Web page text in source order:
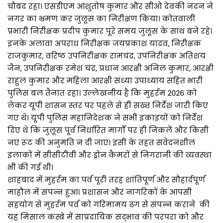
चौबंद रहा। एसडीएम आशुतोष कुमार और सीओ देवकी नंदन ने
नगर का भ्रमण कर जुलूस का निरीक्षण किया। कोतवाली
प्रभारी निरीक्षक प्रदीप कुमार पूरे समय जुलूस के साथ बने रहे।
इनके अलावा अपराध निरीक्षक जयप्रकाश यादव, निरीक्षक
राजकुमार, वरिष्ठ उपनिरीक्षक रामचंद्र, उपनिरीक्षक अतिशय
जैन, उपनिरीक्षक रमेश चंद्र, प्रधान आरक्षी अनिल कुमार, आरक्षी
राहुल कुमार और महिला आरक्षी संध्या उपाध्याय सहित भारी
पुलिस बल तैनात रहा। उल्लेखनीय है कि मुहर्रम 2026 को
लेकर यूपी शासन स्तर पर पहले से ही सख्त निर्देश जारी किए
गए थे। यूपी पुलिस महानिदेशक ने सभी इकाइयों को निर्देश
दिए थे कि जुलूस पूर्व निर्धारित मार्गों पर ही निकलें और किसी
नए रूट की अनुमति न दी जाए। इसी के तहत संवेदनशील
इलाकों में सीसीटीवी और ड्रोन कैमरों से निगरानी की व्यवस्था
भी की गई थी।
शाहबाद में मुहर्रम का पर्व पूरी तरह शांतिपूर्ण और सौहार्दपूर्ण
माहौल में संपन्न हुआ। प्रशासन और नागरिकों के आपसी
सहयोग से मुहर्रम पर्व को गरिमामय ढंग से संपन्न कराने की
यह मिसाल कस्बे में सांप्रदायिक सद्भाव की परंपरा को और